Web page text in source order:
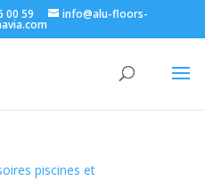
00 59 info@alu-floors-
piscines et